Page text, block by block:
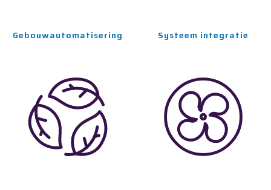
Gebouwautomatisering Systeem integratie